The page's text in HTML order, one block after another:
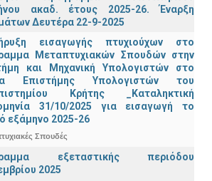
ακαδ. έτους 2025-26. Έναρξη
Δευτέρα 22-9-2025
εισαγωγής πτυχιούχων στo
Μεταπτυχιακών Σπουδών στην
και Μηχανική Υπολογιστών στο
Eπιστήμης Υπολογιστών του
Κρήτης _Καταληκτική
31/10/2025 για εισαγωγή το
εξάμηνο 2025-26
Σπουδές
εξεταστικής περιόδου
2025